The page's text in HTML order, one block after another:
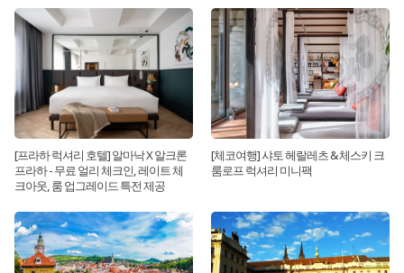
[프라하 럭셔리 호텔] 알마낙 X 알크론
프라하 - 무료 얼리 체크인, 레이트 체
크아웃, 룸 업그레이드 특전 제공
[체코여행] 샤토 헤랄레츠 & 체스키 크
룸로프 럭셔리 미니팩